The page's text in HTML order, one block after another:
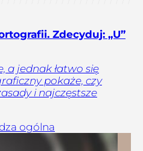
Zdecyduj: „U”
a jednak łatwo się
pokaże, czy
i najczęstsze
ogólna